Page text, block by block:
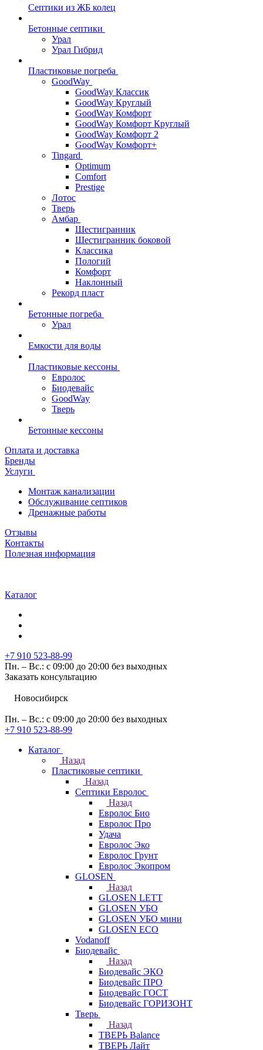
Септики из ЖБ колец
Бетонные септики
Урал
Урал Гибрид
Пластиковые погреба
GoodWay
GoodWay Классик
GoodWay Круглый
GoodWay Комфорт
GoodWay Комфорт Круглый
GoodWay Комфорт 2
GoodWay Комфорт+
Tingard
Optimum
Comfort
Prestige
Лотос
Тверь
Амбар
Шестигранник
Шестигранник боковой
Классика
Пологий
Комфорт
Наклонный
Рекорд пласт
Бетонные погреба
Урал
Емкости для воды
Пластиковые кессоны
Евролос
Биодевайс
GoodWay
Тверь
Бетонные кессоны
Оплата и доставка
Бренды
Услуги
Монтаж канализации
Обслуживание септиков
Дренажные работы
Отзывы
Контакты
Полезная информация
Каталог
+7 910 523-88-99
Пн. – Вс.: с 09:00 до 20:00 без выходных
Заказать консультацию
Новосибирск
Пн. – Вс.: с 09:00 до 20:00 без выходных
+7 910 523-88-99
Каталог
Назад
Пластиковые септики
Назад
Септики Евролос
Назад
Евролос Био
Евролос Про
Удача
Евролос Эко
Евролос Грунт
Евролос Экопром
GLOSEN
Назад
GLOSEN LETT
GLOSEN УБО
GLOSEN УБО мини
GLOSEN ECO
Vodanoff
Биодевайс
Назад
Биодевайс ЭКО
Биодевайс ПРО
Биодевайс ГОСТ
Биодевайс ГОРИЗОНТ
Тверь
Назад
ТВЕРЬ Balance
ТВЕРЬ Лайт